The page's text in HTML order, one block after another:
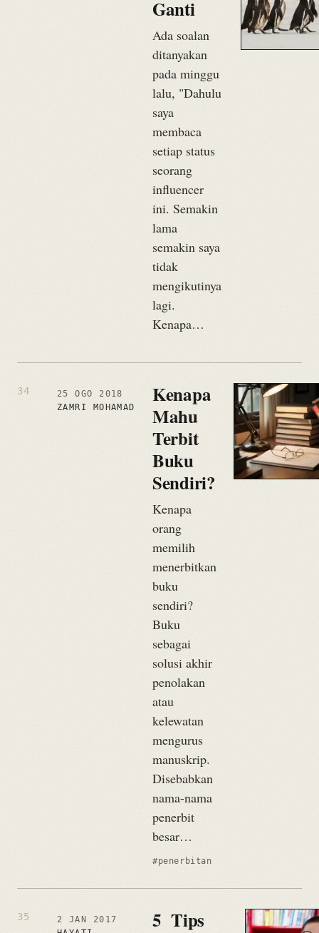
Ganti
Ada soalan
ditanyakan
pada minggu
lalu, "Dahulu
saya
membaca
setiap status
seorang
influencer
ini. Semakin
lama
semakin saya
tidak
mengikutinya
lagi.
Kenapa…
25 OGO 2018
ZAMRI MOHAMAD
Kenapa
Mahu
Terbit
Buku
Sendiri?
Kenapa
orang
memilih
menerbitkan
buku
sendiri?
Buku
sebagai
solusi akhir
penolakan
atau
kelewatan
mengurus
manuskrip.
Disebabkan
nama-nama
penerbit
besar…
#penerbitan
2 JAN 2017
5 Tips